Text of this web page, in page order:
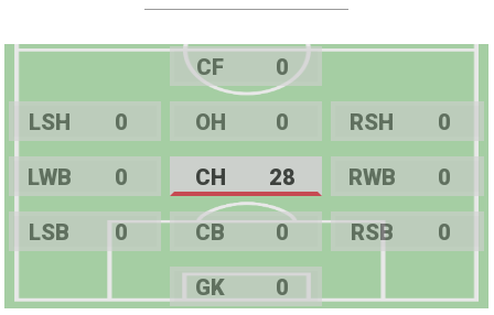
CF 0
LSH 0 OH 0 RSH 0
LWB 0 CH 28 RWB 0
LSB 0 CB 0 RSB 0
GK 0